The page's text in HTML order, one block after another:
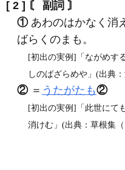
[ 2 ] 〘 副詞 〙
①あわのはかなく消
ばらくのまも。
[初出の実例]「ながめす
しのばざらめや」(出典
②＝ うたがたも②
[初出の実例]「此世にて
消けむ」(出典：草根集